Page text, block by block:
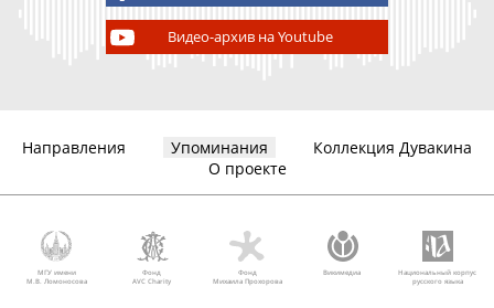
Видео-архив на Youtube
Направления Упоминания
Коллекция Дувакина
О проекте
МГУ имени
М.В. Ломоносова
Фонд
AVC Charity
Фонд
Михаила Прохорова
Викимедиа
Национальный корпус
русского языка